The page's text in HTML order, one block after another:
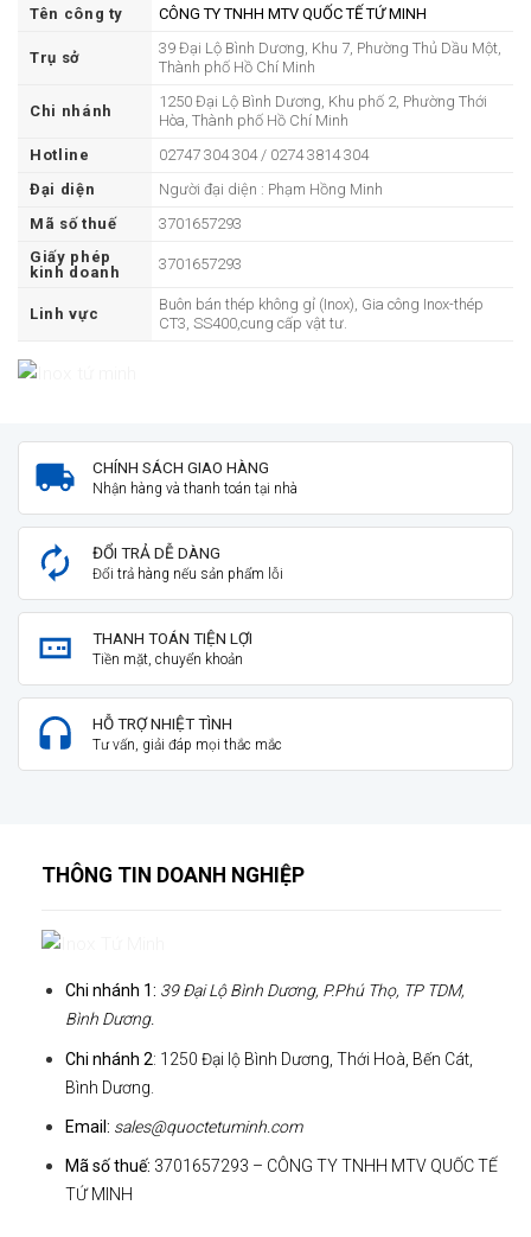
Tên công ty CÔNG TY TNHH MTV QUỐC TẾ TỨ MINH
Trụ sở
39 Đại Lộ Bình Dương, Khu 7, Phường Thủ Dầu Một,
Thành phố Hồ Chí Minh
Chi nhánh
1250 Đại Lộ Bình Dương, Khu phố 2, Phường Thới
Hòa, Thành phố Hồ Chí Minh
Hotline
02747 304 304 / 0274 3814 304
Đại diện
Người đại diện : Phạm Hồng Minh
Mã số thuế
3701657293
Giấy phép
kinh doanh
3701657293
Linh vực
Buôn bán thép không gỉ (Inox), Gia công Inox-thép
CT3, SS400,cung cấp vật tư.
CHÍNH SÁCH GIAO HÀNG
Nhận hàng và thanh toán tại nhà
ĐỔI TRẢ DỄ DÀNG
Đổi trả hàng nếu sản phẩm lỗi
THANH TOÁN TIỆN LỢI
Tiền mặt, chuyển khoản
HỖ TRỢ NHIỆT TÌNH
Tư vấn, giải đáp mọi thắc mắc
THÔNG TIN DOANH NGHIỆP
Chi nhánh 1: 39 Đại Lộ Bình Dương, P.Phú Thọ, TP TDM,
Bình Dương.
Chi nhánh 2: 1250 Đại lộ Bình Dương, Thới Hoà, Bến Cát,
Bình Dương.
Email: sales@quoctetuminh.com
Mã số thuế: 3701657293 – CÔNG TY TNHH MTV QUỐC TẾ
TỨ MINH